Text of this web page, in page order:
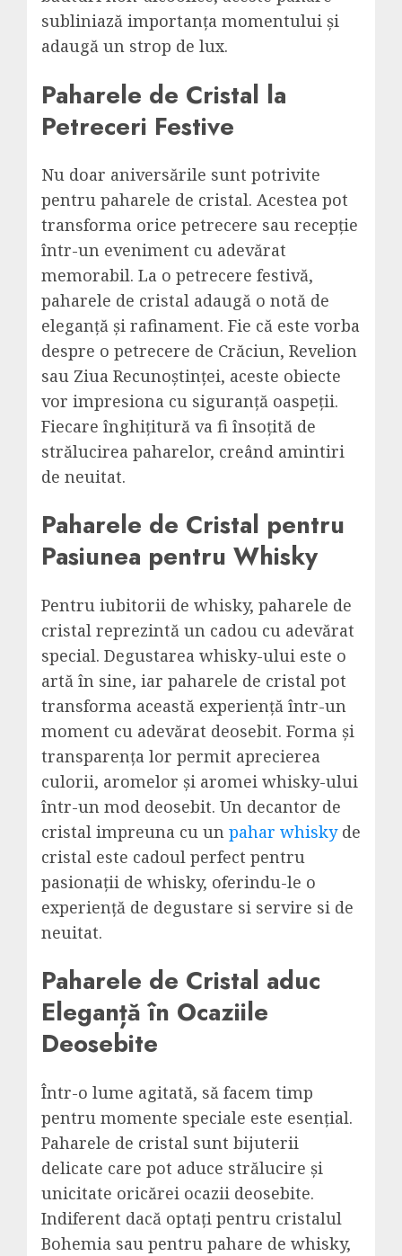
subliniază importanța momentului și
adaugă un strop de lux.
Paharele de Cristal la
Petreceri Festive
Nu doar aniversările sunt potrivite
pentru paharele de cristal. Acestea pot
transforma orice petrecere sau recepție
într-un eveniment cu adevărat
memorabil. La o petrecere festivă,
paharele de cristal adaugă o notă de
eleganță și rafinament. Fie că este vorba
despre o petrecere de Crăciun, Revelion
sau Ziua Recunoștinței, aceste obiecte
vor impresiona cu siguranță oaspeții.
Fiecare înghițitură va fi însoțită de
strălucirea paharelor, creând amintiri
de neuitat.
Paharele de Cristal pentru
Pasiunea pentru Whisky
Pentru iubitorii de whisky, paharele de
cristal reprezintă un cadou cu adevărat
special. Degustarea whisky-ului este o
artă în sine, iar paharele de cristal pot
transforma această experiență într-un
moment cu adevărat deosebit. Forma și
transparența lor permit aprecierea
culorii, aromelor și aromei whisky-ului
într-un mod deosebit. Un decantor de
cristal impreuna cu un pahar whiskyde
cristal este cadoul perfect pentru
pasionații de whisky, oferindu-le o
experiență de degustare si servire si de
neuitat.
Paharele de Cristal aduc
Eleganță în Ocaziile
Deosebite
Într-o lume agitată, să facem timp
pentru momente speciale este esențial.
Paharele de cristal sunt bijuterii
delicate care pot aduce strălucire și
unicitate oricărei ocazii deosebite.
Indiferent dacă optați pentru cristalul
Bohemia sau pentru pahare de whisky,